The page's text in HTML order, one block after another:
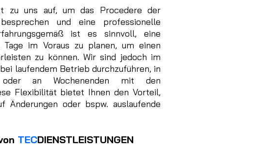
zu uns auf, um das Procedere der
und eine professionelle
ist es sinnvoll, eine
Tage im Voraus zu planen, um einen
zu können. Wir sind jedoch im
laufendem Betrieb durchzuführen, in
an Wochenenden mit den
Flexibilität bietet Ihnen den Vorteil,
oder bspw. auslaufende
TECDIENSTLEISTUNGEN